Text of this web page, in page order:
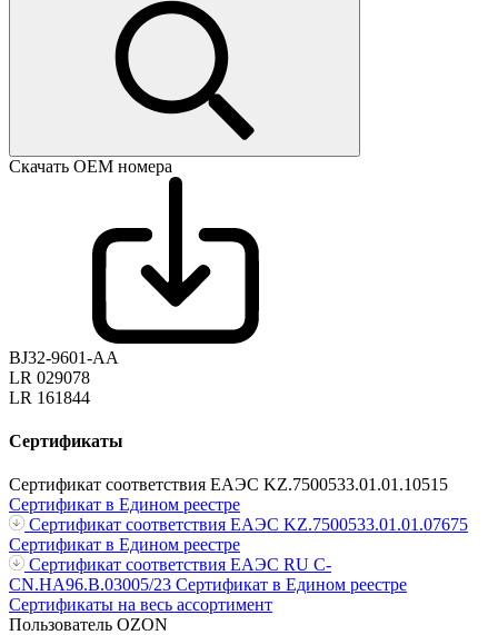
Скачать ОЕМ номера
BJ32-9601-AA
LR 029078
LR 161844
Сертификаты
Сертификат соответствия ЕАЭС KZ.7500533.01.01.10515
Сертификат в Едином реестре
Сертификат соответствия ЕАЭС KZ.7500533.01.01.07675
Сертификат в Едином реестре
Сертификат соответствия ЕАЭС RU С-
CN.НА96.В.03005/23 Сертификат в Едином реестре
Сертификаты на весь ассортимент
Пользователь OZON